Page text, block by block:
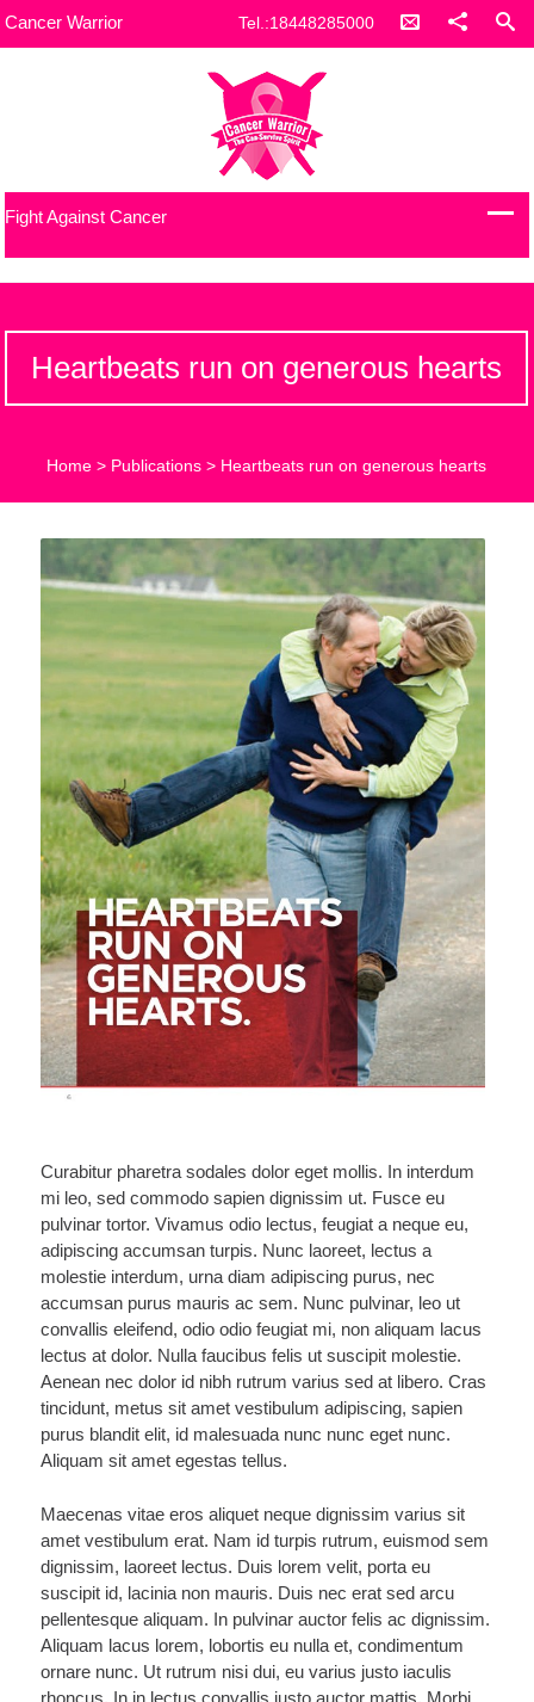
Cancer Warrior Tel.:18448285000
Fight Against Cancer
Heartbeats run on generous hearts
Home > Publications > Heartbeats run on generous hearts
Curabitur pharetra sodales dolor eget mollis. In interdum
mi leo, sed commodo sapien dignissim ut. Fusce eu
pulvinar tortor. Vivamus odio lectus, feugiat a neque eu,
adipiscing accumsan turpis. Nunc laoreet, lectus a
molestie interdum, urna diam adipiscing purus, nec
accumsan purus mauris ac sem. Nunc pulvinar, leo ut
convallis eleifend, odio odio feugiat mi, non aliquam lacus
lectus at dolor. Nulla faucibus felis ut suscipit molestie.
Aenean nec dolor id nibh rutrum varius sed at libero. Cras
tincidunt, metus sit amet vestibulum adipiscing, sapien
purus blandit elit, id malesuada nunc nunc eget nunc.
Aliquam sit amet egestas tellus.
Maecenas vitae eros aliquet neque dignissim varius sit
amet vestibulum erat. Nam id turpis rutrum, euismod sem
dignissim, laoreet lectus. Duis lorem velit, porta eu
suscipit id, lacinia non mauris. Duis nec erat sed arcu
pellentesque aliquam. In pulvinar auctor felis ac dignissim.
Aliquam lacus lorem, lobortis eu nulla et, condimentum
ornare nunc. Ut rutrum nisi dui, eu varius justo iaculis
rhoncus. In in lectus convallis justo auctor mattis. Morbi